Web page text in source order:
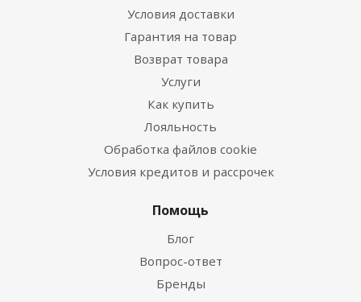
Условия доставки
Гарантия на товар
Возврат товара
Услуги
Как купить
Лояльность
Обработка файлов cookie
Условия кредитов и рассрочек
Помощь
Блог
Вопрос-ответ
Бренды